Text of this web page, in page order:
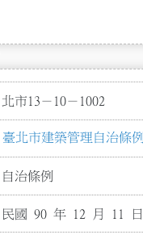
北市13－10－1002
臺北市建築管理自治條例
自治條例
民國 90 年 12 月 11 日